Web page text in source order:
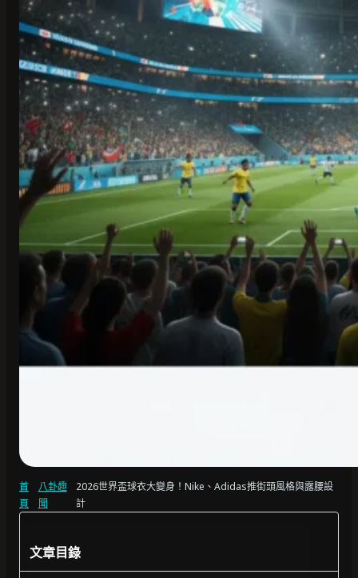
首
頁
八卦趣
聞
2026世界盃球衣大變身！Nike、Adidas推街頭風格與露腰設
計
文章目錄